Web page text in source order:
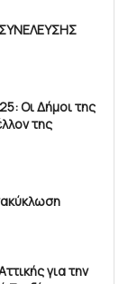
Οι Δήμοι της
της
για την